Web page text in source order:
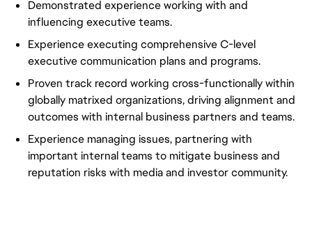
Demonstrated experience working with and
influencing executive teams.
Experience executing comprehensive C-level
executive communication plans and programs.
Proven track record working cross-functionally within
globally matrixed organizations, driving alignment and
outcomes with internal business partners and teams.
Experience managing issues, partnering with
important internal teams to mitigate business and
reputation risks with media and investor community.